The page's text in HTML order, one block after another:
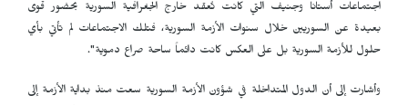
اجتماعات أستانا وجنيف التي كانت تُعقد خارج الجغرافية السورية بحضور قوى
بعيدة عن السوريين خلال سنوات الأزمة السورية، فتلك الاجتماعات لم تأتي بأي
حلول للأزمة السورية بل على العكس كانت دائماً ساحة صراع دموية".
وأشارت إلى أن الدول المتداخلة في شؤون الأزمة السورية سعت منذ بداية الأزمة إلى